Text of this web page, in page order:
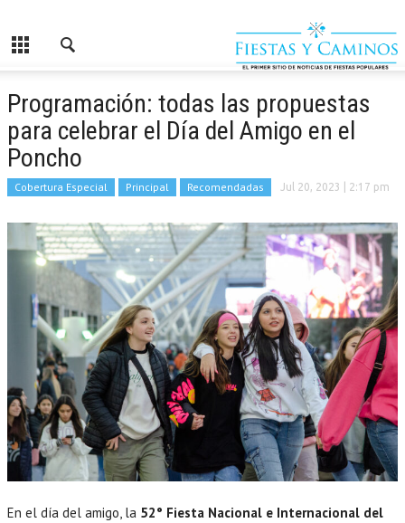
Programación: todas las propuestas
para celebrar el Día del Amigo en el
Poncho
Cobertura Especial Principal Recomendadas Jul 20, 2023 | 2:17 pm
En el día del amigo, la 52° Fiesta Nacional e Internacional del